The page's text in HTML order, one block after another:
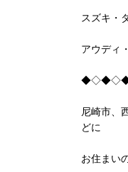
スズキ・
アウディ
尼崎市、
どに
お住まい